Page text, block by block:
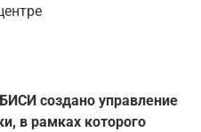
создано управление
в рамках которого